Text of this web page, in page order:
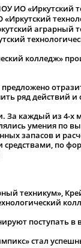
ИО «Иркутский
аграрный
колледж»
ряд действий
За каждый из 4-х
умения по
запасов и
по
техникум»,
поступать
стал